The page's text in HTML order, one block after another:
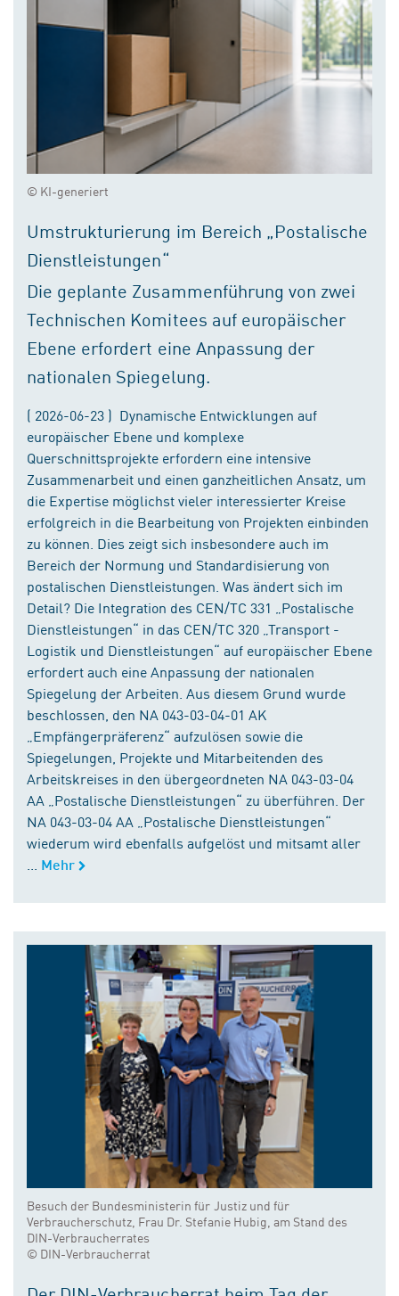
© KI-generiert
Umstrukturierung im Bereich „Postalische
Dienstleistungen“
Die geplante Zusammenführung von zwei
Technischen Komitees auf europäischer
Ebene erfordert eine Anpassung der
nationalen Spiegelung.
( 2026-06-23 ) Dynamische Entwicklungen auf
europäischer Ebene und komplexe
Querschnittsprojekte erfordern eine intensive
Zusammenarbeit und einen ganzheitlichen Ansatz, um
die Expertise möglichst vieler interessierter Kreise
erfolgreich in die Bearbeitung von Projekten einbinden
zu können. Dies zeigt sich insbesondere auch im
Bereich der Normung und Standardisierung von
postalischen Dienstleistungen. Was ändert sich im
Detail? Die Integration des CEN/TC 331 „Postalische
Dienstleistungen“ in das CEN/TC 320 „Transport -
Logistik und Dienstleistungen“ auf europäischer Ebene
erfordert auch eine Anpassung der nationalen
Spiegelung der Arbeiten. Aus diesem Grund wurde
beschlossen, den NA 043-03-04-01 AK
„Empfängerpräferenz“ aufzulösen sowie die
Spiegelungen, Projekte und Mitarbeitenden des
Arbeitskreises in den übergeordneten NA 043-03-04
AA „Postalische Dienstleistungen“ zu überführen. Der
NA 043-03-04 AA „Postalische Dienstleistungen“
wiederum wird ebenfalls aufgelöst und mitsamt aller
Mehr
Besuch der Bundesministerin für Justiz und für
Verbraucherschutz, Frau Dr. Stefanie Hubig, am Stand des
DIN-Verbraucherrates
© DIN-Verbraucherrat